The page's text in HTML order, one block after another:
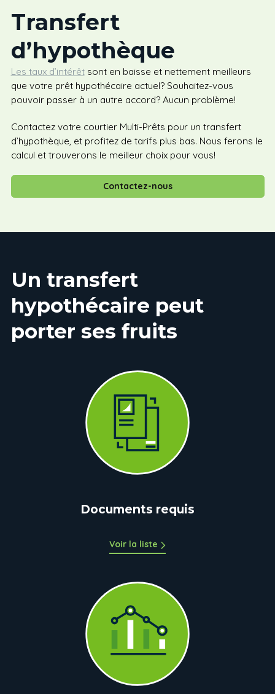
Transfert
d’hypothèque
Les taux d’intérêtsont en baisse et nettement meilleurs
que votre prêt hypothécaire actuel? Souhaitez-vous
pouvoir passer à un autre accord? Aucun problème!
Contactez votre courtier Multi-Prêts pour un transfert
d’hypothèque, et profitez de tarifs plus bas. Nous ferons le
calcul et trouverons le meilleur choix pour vous!
Contactez-nous
Un transfert
hypothécaire peut
porter ses fruits
Documents requis
Voir la liste